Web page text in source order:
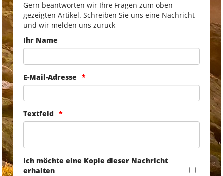
Gern beantworten wir Ihre Fragen zum oben
gezeigten Artikel. Schreiben Sie uns eine Nachricht
und wir melden uns zurück
Ihr Name
E-Mail-Adresse
Textfeld
Ich möchte eine Kopie dieser Nachricht
erhalten